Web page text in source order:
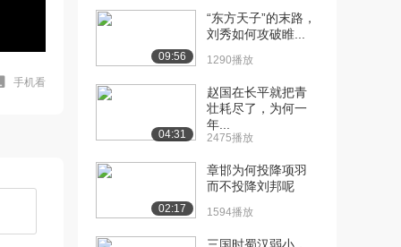
手机看
09:56
“东方天子”的末路，
刘秀如何攻破睢...
1290播放
04:31
赵国在长平就把青
壮耗尽了，为何一
年...
2475播放
02:17
章邯为何投降项羽
而不投降刘邦呢
1594播放